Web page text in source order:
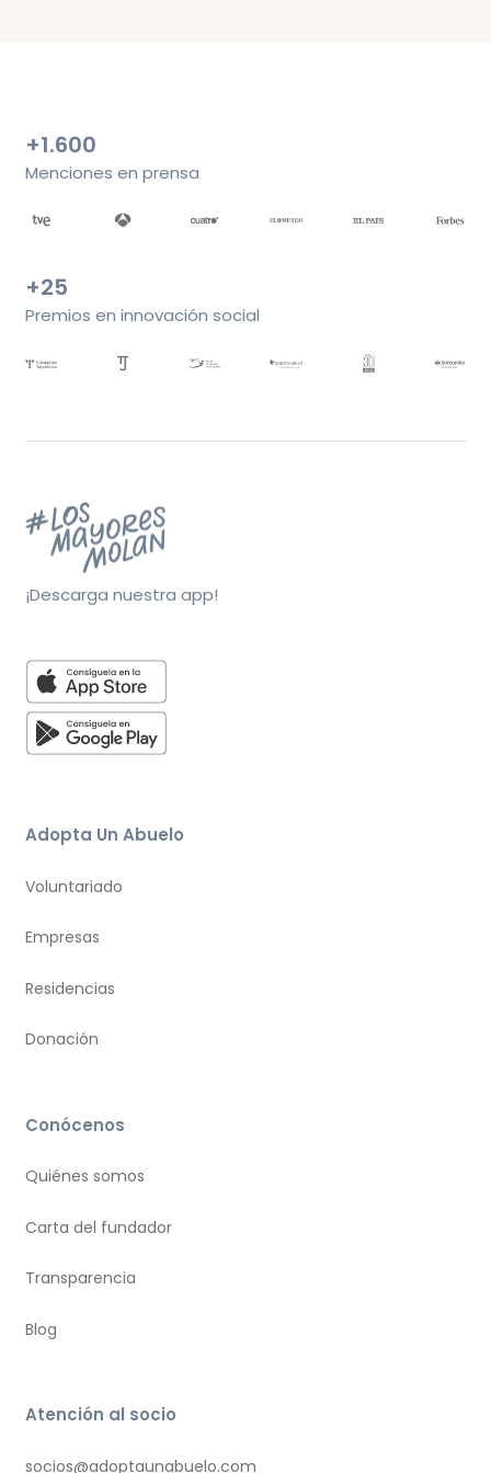
+1.600
Menciones en prensa
+25
Premios en innovación social
¡Descarga nuestra app!
Adopta Un Abuelo
Voluntariado
Empresas
Residencias
Donación
Conócenos
Quiénes somos
Carta del fundador
Transparencia
Blog
Atención al socio
socios@adoptaunabuelo.com